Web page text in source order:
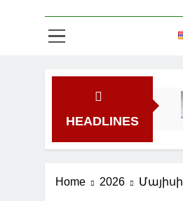
HEADLINES
Home 2026 Մայիսի